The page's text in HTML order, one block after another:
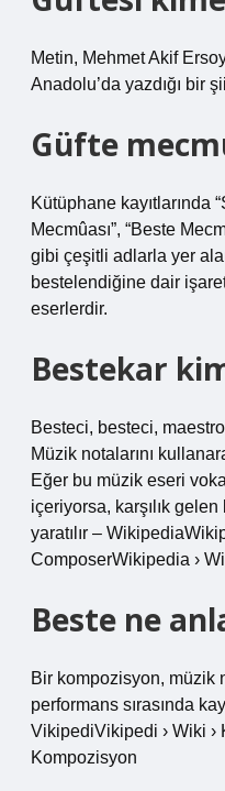
Metin, Mehmet Akif
Anadolu’da yazdığı bir
Güfte
Kütüphane kayıtlarında
Mecmûası”, “Beste
gibi çeşitli adlarla yer
bestelendiğine dair
eserlerdir.
Bestekar
Besteci, besteci,
Müzik notalarını
Eğer bu müzik eseri
içeriyorsa, karşılık
yaratılır –
ComposerWikipedia ›
Beste ne
Bir kompozisyon, müzik
performans sırasında
VikipediVikipedi › Wiki ›
Kompozisyon